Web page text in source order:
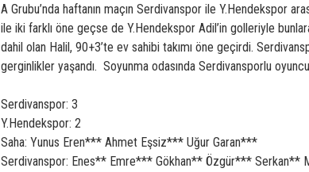
A Grubu’nda haftanın maçın Serdivanspor ile Y.Hendekspor
ile iki farklı öne geçse de Y.Hendekspor Adil’in golleriyle
dahil olan Halil, 90+3’te ev sahibi takımı öne geçirdi.
gerginlikler yaşandı. Soyunma odasında Serdivansporlu
Serdivanspor: 3
Y.Hendekspor: 2
Saha: Yunus Eren*** Ahmet Eşsiz*** Uğur Garan***
Serdivanspor: Enes** Emre*** Gökhan** Özgür***